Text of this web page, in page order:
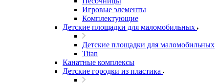
Игровые элементы
Комплектующие
Детские площадки для маломобильных
Детские площадки для маломобильных
Titan
Канатные комплексы
Детские городки из пластика